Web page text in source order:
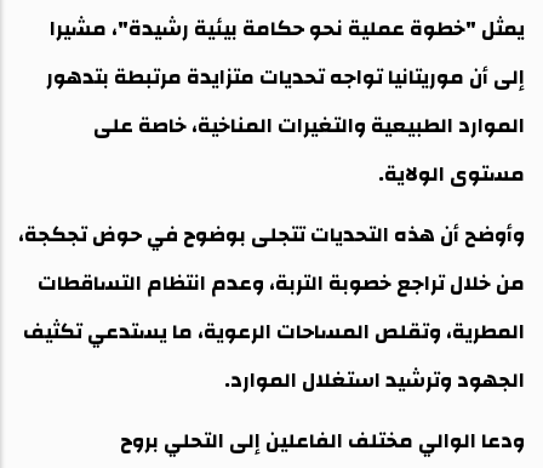
يمثل "خطوة عملية نحو حكامة بيئية رشيدة"، مشيرا
إلى أن موريتانيا تواجه تحديات متزايدة مرتبطة بتدهور
الموارد الطبيعية والتغيرات المناخية، خاصة على
مستوى الولاية.
وأوضح أن هذه التحديات تتجلى بوضوح في حوض تجكجة،
من خلال تراجع خصوبة التربة، وعدم انتظام التساقطات
المطرية، وتقلص المساحات الرعوية، ما يستدعي تكثيف
الجهود وترشيد استغلال الموارد.
ودعا الوالي مختلف الفاعلين إلى التحلي بروح